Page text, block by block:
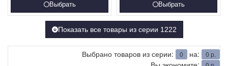
Выбрать Выбрать
Показать все товары из серии 1222
Выбрано товаров из серии: 0 на: 0 р.